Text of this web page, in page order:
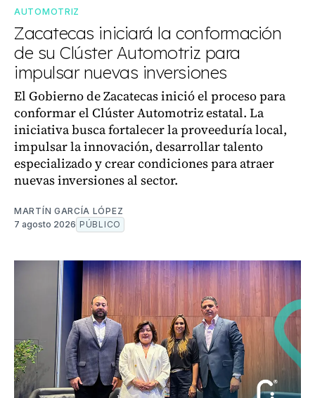
AUTOMOTRIZ
Zacatecas iniciará la conformación
de su Clúster Automotriz para
impulsar nuevas inversiones
El Gobierno de Zacatecas inició el proceso para
conformar el Clúster Automotriz estatal. La
iniciativa busca fortalecer la proveeduría local,
impulsar la innovación, desarrollar talento
especializado y crear condiciones para atraer
nuevas inversiones al sector.
MARTÍN GARCÍA LÓPEZ
7 agosto 2026 PÚBLICO